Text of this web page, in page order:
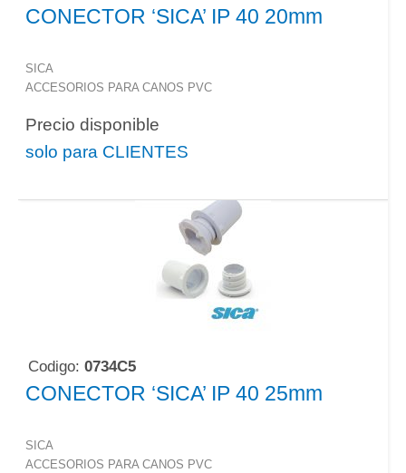
CONECTOR ‘SICA’ IP 40 20mm
SICA
ACCESORIOS PARA CANOS PVC
Precio disponible
solo para CLIENTES
Codigo: 0734C5
CONECTOR ‘SICA’ IP 40 25mm
SICA
ACCESORIOS PARA CANOS PVC